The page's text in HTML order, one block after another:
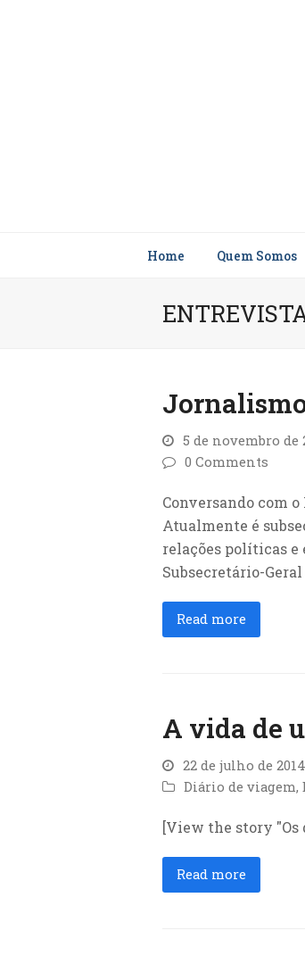
Home Quem Somos
5 de novembro de
0 Comments
Conversando com
Atualmente é
relações políticas e
Subsecretário-
Read more
A vida de
22 de julho de 2014
Diário de viagem,
[View the story "Os
Read more